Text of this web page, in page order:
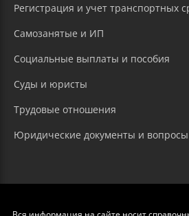
Регистрация и учет транспортных
Самозанятые и ИП
Социальные выплаты и пособия
Суды и юристы
Трудовые отношения
Юридические документы и вопросы